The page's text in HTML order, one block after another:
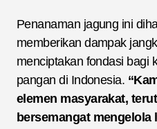
Penanaman jagung ini
memberikan dampak
menciptakan fondasi bagi
pangan di Indonesia.
elemen masyarakat,
bersemangat mengelola